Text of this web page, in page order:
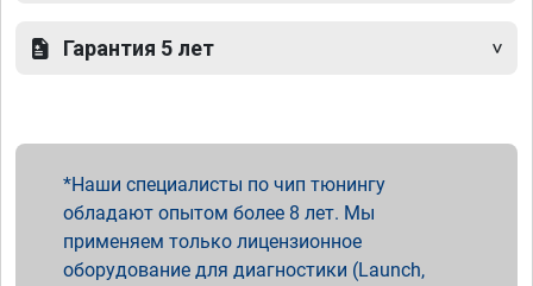
Гарантия 5 лет
Наши специалисты по чип тюнингу
обладают опытом более 8 лет. Мы
применяем только лицензионное
оборудование для диагностики (Launch,